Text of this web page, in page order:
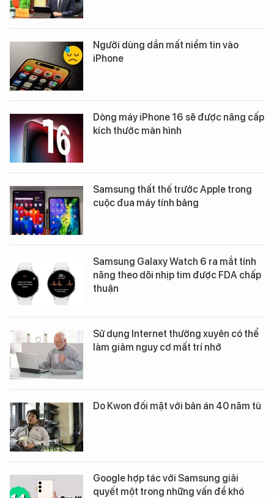
Người dùng dần mất niềm tin vào
iPhone
Dòng máy iPhone 16 sẽ được nâng cấp
kích thước màn hình
Samsung thất thế trước Apple trong
cuộc đua máy tính bảng
Samsung Galaxy Watch 6 ra mắt tính
năng theo dõi nhịp tim được FDA chấp
thuận
Sử dụng Internet thường xuyên có thể
làm giảm nguy cơ mất trí nhớ
Do Kwon đối mặt với bản án 40 năm tù
Google hợp tác với Samsung giải
quyết một trong những vấn đề khó